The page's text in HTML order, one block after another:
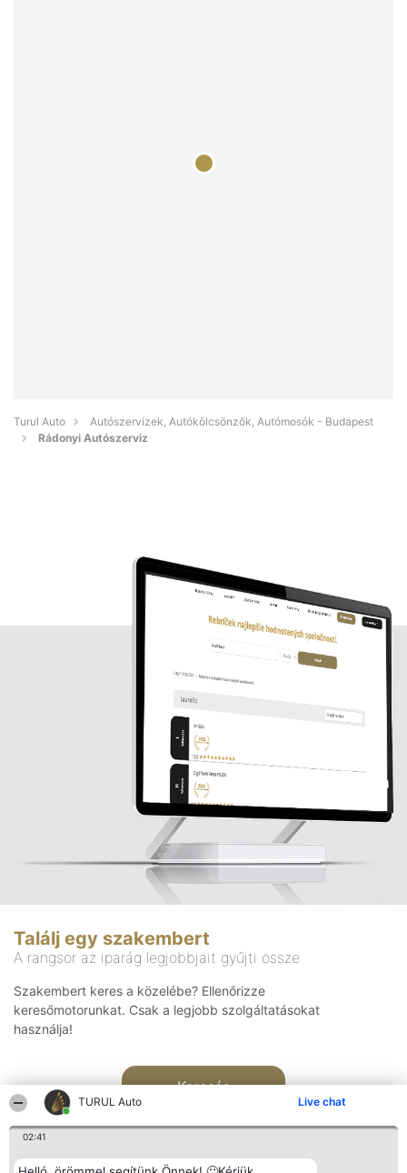
TURUL Auto Live chat
02:41
Turul Auto
Autószervizek, Autókölcsönzők, Autómosók - Budapest
Rádonyi Autószerviz
Találj egy szakembert
A rangsor az iparág legjobbjait gyűjti össze
Szakembert keres a közelébe? Ellenőrizze
keresőmotorunkat. Csak a legjobb szolgáltatásokat
használja!
Keresés